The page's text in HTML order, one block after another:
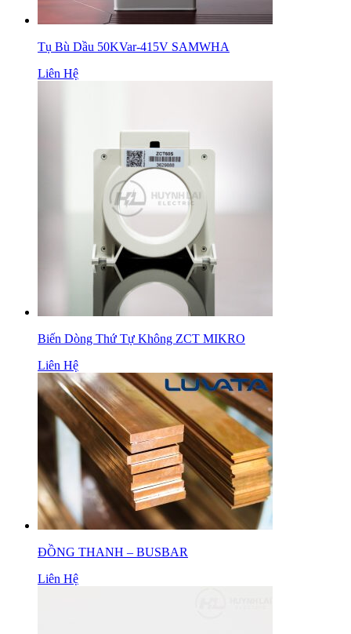
Tụ Bù Dầu 50KVar-415V SAMWHA
Liên Hệ
Biến Dòng Thứ Tự Không ZCT MIKRO
Liên Hệ
ĐỒNG THANH – BUSBAR
Liên Hệ